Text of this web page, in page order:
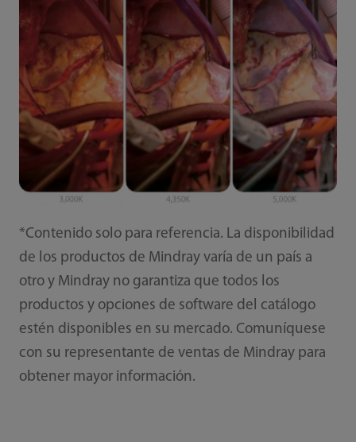
*Contenido solo para referencia. La disponibilidad
de los productos de Mindray varía de un país a
otro y Mindray no garantiza que todos los
productos y opciones de software del catálogo
estén disponibles en su mercado. Comuníquese
con su representante de ventas de Mindray para
obtener mayor información.